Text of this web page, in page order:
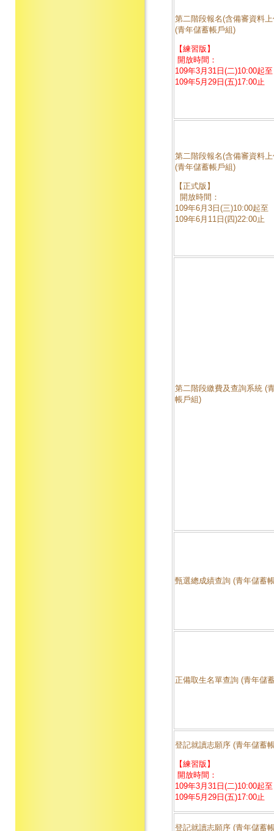
第二階段報名(含備審資料上
(青年儲蓄帳戶組)
【練習版】
開放時間：
109年3月31日(二)10:00起至
109年5月29日(五)17:00止
第二階段報名(含備審資料上
(青年儲蓄帳戶組)
【正式版】
開放時間：
109年6月3日(三)10:00起至
109年6月11日(四)22:00止
第二階段繳費及查詢系統 (
帳戶組)
甄選總成績查詢 (青年儲蓄
正備取生名單查詢 (青年儲
登記就讀志願序 (青年儲蓄
【練習版】
開放時間：
109年3月31日(二)10:00起至
109年5月29日(五)17:00止
登記就讀志願序 (青年儲蓄